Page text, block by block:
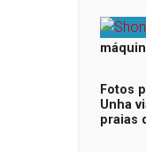
Fotos
Unha
praias